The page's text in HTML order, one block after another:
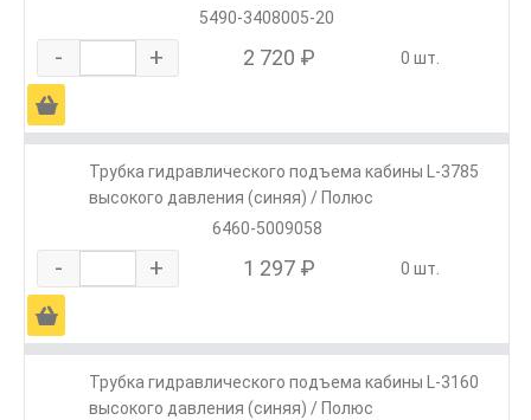
5490-3408005-20
- + 2 720 ₽ 0 шт.
Ä
Трубка гидравлического подъема кабины L-3785
высокого давления (синяя) / Полюс
6460-5009058
- + 1 297 ₽ 0 шт.
Ä
Трубка гидравлического подъема кабины L-3160
высокого давления (синяя) / Полюс